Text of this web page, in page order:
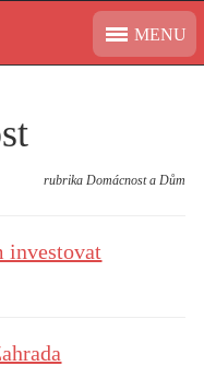
MENU
rubrika Domácnost a Dům
investovat